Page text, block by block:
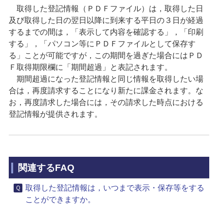
取得した登記情報（ＰＤＦファイル）は，取得した日
及び取得した日の翌日以降に到来する平日の３日が経過
するまでの間は，「表示して内容を確認する」，「印刷
する」，「パソコン等にＰＤＦファイルとして保存す
る」ことが可能ですが，この期間を過ぎた場合にはＰＤ
Ｆ取得期限欄に「期間超過」と表記されます。
期間超過になった登記情報と同じ情報を取得したい場
合は，再度請求することになり新たに課金されます。な
お，再度請求した場合には，その請求した時点における
登記情報が提供されます。
関連するFAQ
取得した登記情報は，いつまで表示・保存等をする
ことができますか。